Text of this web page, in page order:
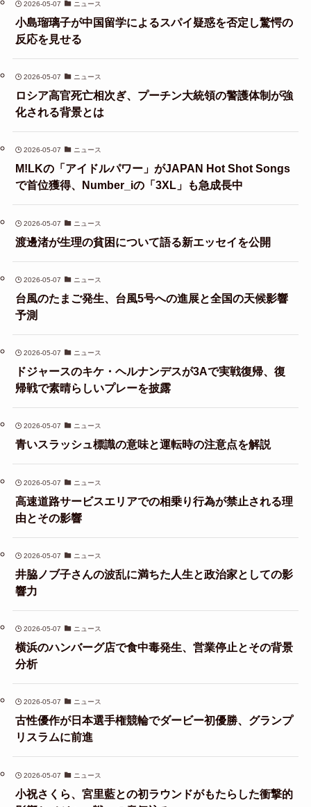
2026-05-07 ニュース
小島瑠璃子が中国留学によるスパイ疑惑を否定し驚愕の
反応を見せる
2026-05-07 ニュース
ロシア高官死亡相次ぎ、プーチン大統領の警護体制が強
化される背景とは
2026-05-07 ニュース
M!LKの「アイドルパワー」がJAPAN Hot Shot Songs
で首位獲得、Number_iの「3XL」も急成長中
2026-05-07 ニュース
渡邊渚が生理の貧困について語る新エッセイを公開
2026-05-07 ニュース
台風のたまご発生、台風5号への進展と全国の天候影響
予測
2026-05-07 ニュース
ドジャースのキケ・ヘルナンデスが3Aで実戦復帰、復
帰戦で素晴らしいプレーを披露
2026-05-07 ニュース
青いスラッシュ標識の意味と運転時の注意点を解説
2026-05-07 ニュース
高速道路サービスエリアでの相乗り行為が禁止される理
由とその影響
2026-05-07 ニュース
井脇ノブ子さんの波乱に満ちた人生と政治家としての影
響力
2026-05-07 ニュース
横浜のハンバーグ店で食中毒発生、営業停止とその背景
分析
2026-05-07 ニュース
古性優作が日本選手権競輪でダービー初優勝、グランプ
リスラムに前進
2026-05-07 ニュース
小祝さくら、宮里藍との初ラウンドがもたらした衝撃的